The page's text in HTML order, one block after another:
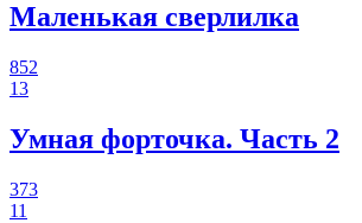
Маленькая сверлилка
852
13
Умная форточка. Часть 2
373
11